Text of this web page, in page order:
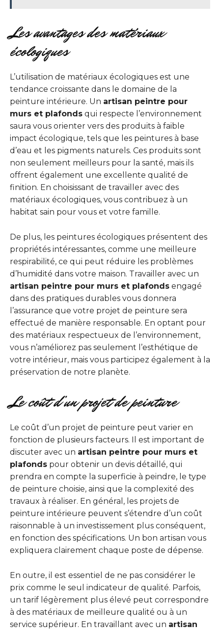
Les avantages des matériaux
écologiques
L’utilisation de matériaux écologiques est une
tendance croissante dans le domaine de la
peinture intérieure. Un artisan peintre pour
murs et plafonds qui respecte l’environnement
saura vous orienter vers des produits à faible
impact écologique, tels que les peintures à base
d’eau et les pigments naturels. Ces produits sont
non seulement meilleurs pour la santé, mais ils
offrent également une excellente qualité de
finition. En choisissant de travailler avec des
matériaux écologiques, vous contribuez à un
habitat sain pour vous et votre famille.
De plus, les peintures écologiques présentent des
propriétés intéressantes, comme une meilleure
respirabilité, ce qui peut réduire les problèmes
d’humidité dans votre maison. Travailler avec un
artisan peintre pour murs et plafonds engagé
dans des pratiques durables vous donnera
l’assurance que votre projet de peinture sera
effectué de manière responsable. En optant pour
des matériaux respectueux de l’environnement,
vous n’améliorez pas seulement l’esthétique de
votre intérieur, mais vous participez également à la
préservation de notre planète.
Le coût d’un projet de peinture
Le coût d’un projet de peinture peut varier en
fonction de plusieurs facteurs. Il est important de
discuter avec un artisan peintre pour murs et
plafonds pour obtenir un devis détaillé, qui
prendra en compte la superficie à peindre, le type
de peinture choisie, ainsi que la complexité des
travaux à réaliser. En général, les projets de
peinture intérieure peuvent s’étendre d’un coût
raisonnable à un investissement plus conséquent,
en fonction des spécifications. Un bon artisan vous
expliquera clairement chaque poste de dépense.
En outre, il est essentiel de ne pas considérer le
prix comme le seul indicateur de qualité. Parfois,
un tarif légèrement plus élevé peut correspondre
à des matériaux de meilleure qualité ou à un
service supérieur. En travaillant avec un artisan